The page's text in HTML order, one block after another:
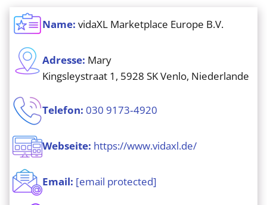
Name: vidaXL Marketplace Europe B.V.
Adresse: Mary
Kingsleystraat 1, 5928 SK Venlo, Niederlande
Telefon: 030 9173‑4920
Webseite: https://www.vidaxl.de/
Email: [email protected]